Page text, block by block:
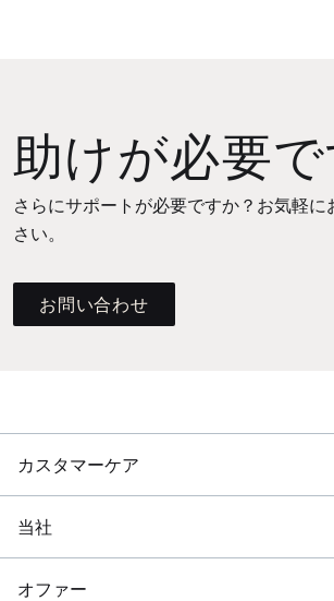
助けが必要
さらにサポートが必要ですか？お気軽に
さい。
お問い合わせ
カスタマーケア
当社
オファー